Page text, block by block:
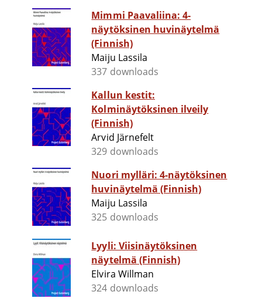
Mimmi Paavaliina: 4-
näytöksinen huvinäytelmä
(Finnish)
Maiju Lassila
337 downloads
Kallun kestit:
Kolminäytöksinen ilveily
(Finnish)
Arvid Järnefelt
329 downloads
Nuori mylläri: 4-näytöksinen
huvinäytelmä (Finnish)
Maiju Lassila
325 downloads
Lyyli: Viisinäytöksinen
näytelmä (Finnish)
Elvira Willman
324 downloads